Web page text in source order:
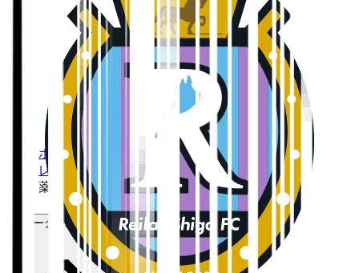
ホーム
>
レイラック滋賀ＦＣ
薬真寺 孝弥
Ｊリーグ公式サービス